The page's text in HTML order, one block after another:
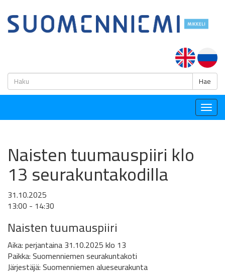
Hae
Naisten tuumauspiiri klo
13 seurakuntakodilla
31.10.2025
13:00 - 14:30
Naisten tuumauspiiri
Aika: perjantaina 31.10.2025 klo 13
Paikka: Suomenniemen seurakuntakoti
Järjestäjä: Suomenniemen alueseurakunta